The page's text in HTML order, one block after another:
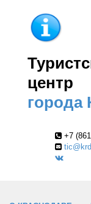
центр
города
+7